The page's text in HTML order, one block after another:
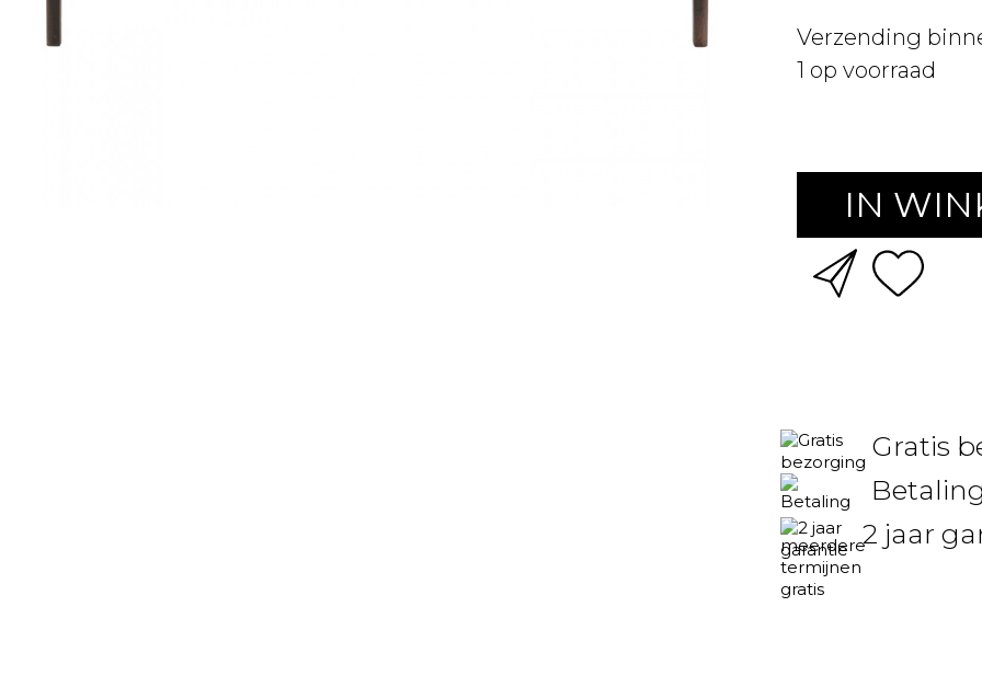
Verzending
1 op voorraad
IN
Gratis
2 jaar